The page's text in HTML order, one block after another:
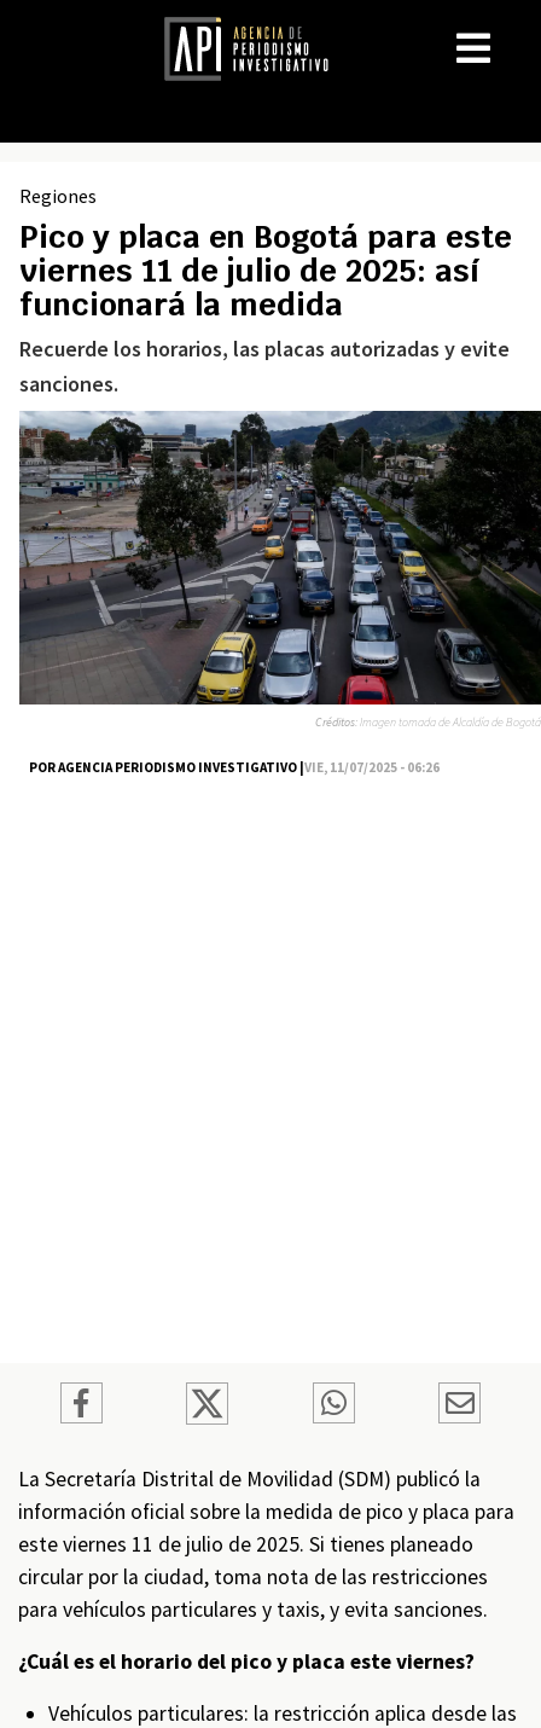
Regiones
Pico y placa en Bogotá para este
viernes 11 de julio de 2025: así
funcionará la medida
Recuerde los horarios, las placas autorizadas y evite
sanciones.
POR AGENCIA PERIODISMO INVESTIGATIVO |VIE, 11/07/2025 - 06:26
Créditos:Imagen tomada de Alcaldía de Bogotá
La Secretaría Distrital de Movilidad (SDM) publicó la
información oficial sobre la medida de pico y placa para
este viernes 11 de julio de 2025. Si tienes planeado
circular por la ciudad, toma nota de las restricciones
para vehículos particulares y taxis, y evita sanciones.
¿Cuál es el horario del pico y placa este viernes?
Vehículos particulares: la restricción aplica desde las